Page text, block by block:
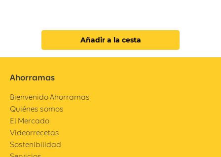
Añadir a la cesta
Ahorramas
Bienvenido Ahorramas
Quiénes somos
El Mercado
Videorrecetas
Sostenibilidad